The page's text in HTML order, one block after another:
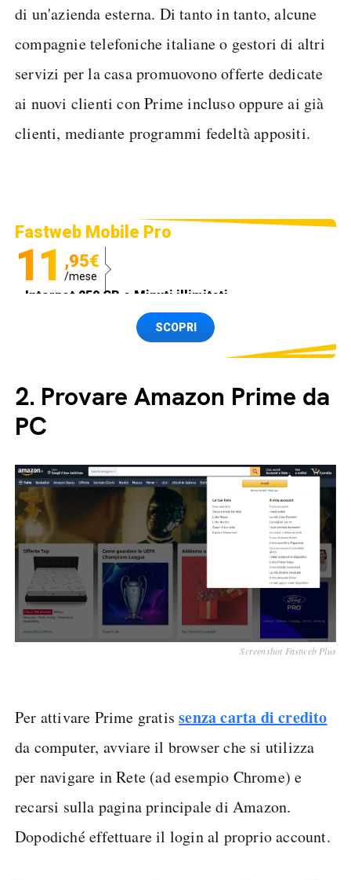
di un'azienda esterna. Di tanto in tanto, alcune
compagnie telefoniche italiane o gestori di altri
servizi per la casa promuovono offerte dedicate
ai nuovi clienti con Prime incluso oppure ai già
clienti, mediante programmi fedeltà appositi.
Fastweb Mobile Pro
11 ,95€
/mese
Internet 250 GB e Minuti illimitati
Spedizione SIM GRATISSCOPRI
2. Provare Amazon Prime da
PC
Screenshot Fastweb Plus
Per attivare Prime gratissenza carta di credito
da computer, avviare il browser che si utilizza
per navigare in Rete (ad esempio Chrome) e
recarsi sulla pagina principale di Amazon.
Dopodiché effettuare il login al proprio account.